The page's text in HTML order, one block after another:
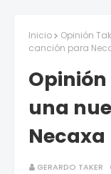
Inicio Opinión
canción para
Opinión
una
Necaxa
GERARDO TAKER